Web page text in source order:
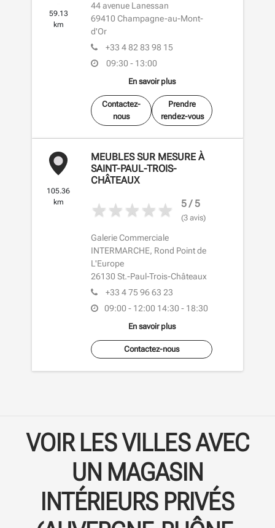
59.13
km
44 avenue Lanessan
69410 Champagne-au-Mont-
d'Or
+33 4 82 83 98 15
09:30 - 13:00
En savoir plus
Contactez-
nous
Prendre
rendez-vous
105.36
km
MEUBLES SUR MESURE À
SAINT-PAUL-TROIS-
CHÂTEAUX
Galerie Commerciale
INTERMARCHE, Rond Point de
L'Europe
26130 St.-Paul-Trois-Châteaux
+33 4 75 96 63 23
09:00 - 12:00 14:30 - 18:30
5 / 5
(3 avis)
En savoir plus
Contactez-nous
VOIR LES VILLES AVEC
UN MAGASIN
INTÉRIEURS PRIVÉS